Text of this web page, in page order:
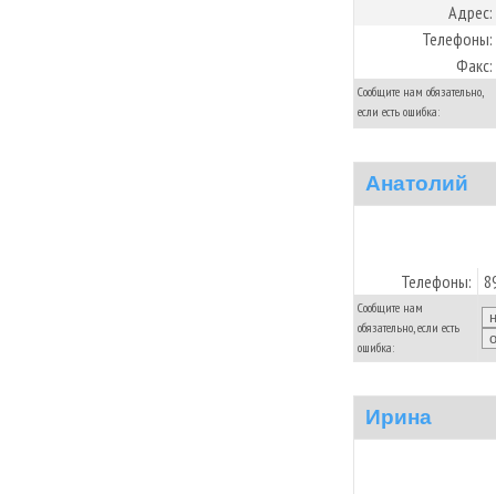
Адрес:
Телефоны:
Факс:
Сообщите нам обязательно,
если есть ошибка:
Анатолий
Телефоны:
Сообщите нам
обязательно, если есть
ошибка:
Ирина